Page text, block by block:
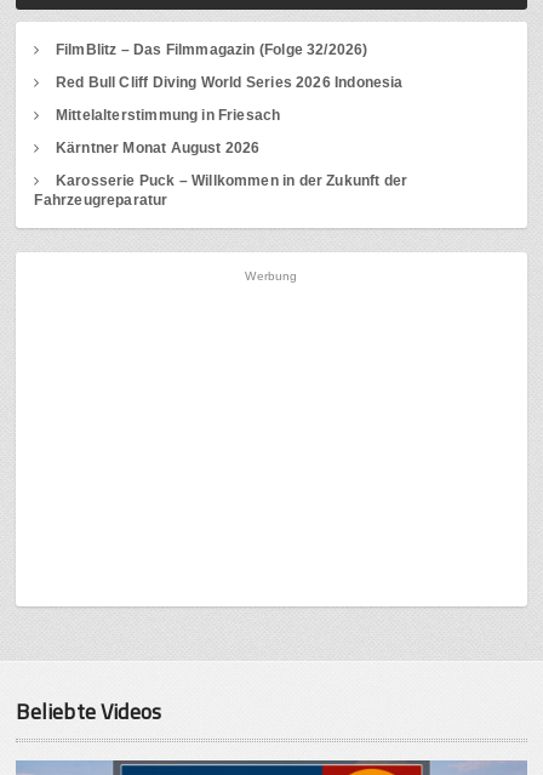
FilmBlitz – Das Filmmagazin (Folge 32/2026)
Red Bull Cliff Diving World Series 2026 Indonesia
Mittelalterstimmung in Friesach
Kärntner Monat August 2026
Karosserie Puck – Willkommen in der Zukunft der
Fahrzeugreparatur
Werbung
Beliebte Videos